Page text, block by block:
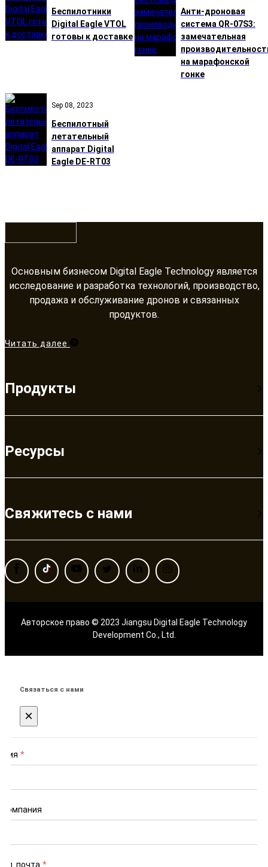
Беспилотники
Digital Eagle VTOL
готовы к доставке
Анти-дроновая
система QR-07S3:
замечательная
на марафонской
гонке
Sep 08, 2023
Беспилотный
летательный
аппарат Digital
Eagle DE-RT03
Основным бизнесом Digital Eagle Technology является
исследование и разработка технологий, производство,
продажа и обслуживание дронов и связанных
продуктов.​​​​​​​
Читать далее
Продукты
Ресурсы
Свяжитесь с нами
Авторское право © 2023 Jiangsu Digital Eagle Technology
Development Co., Ltd.
Связаться с нами
×
Имя *
Компания
Эл. почта *